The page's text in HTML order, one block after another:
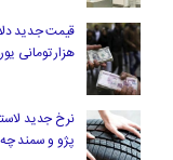
هزار تومانی
نرخ جدید
پژو و سمند